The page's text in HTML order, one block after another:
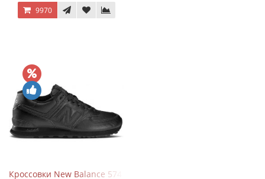
9970
Кроссовки New Balance 574 Triple Black Leather